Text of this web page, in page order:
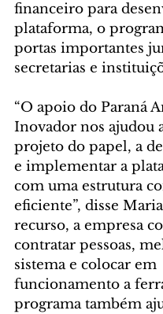
financeiro para
plataforma, o
portas importantes
secretarias e
“O apoio do Paraná
Inovador nos ajudou
projeto do papel, a
e implementar a
com uma estrutura
eficiente”, disse
recurso, a empresa
contratar pessoas,
sistema e colocar em
funcionamento a
programa também